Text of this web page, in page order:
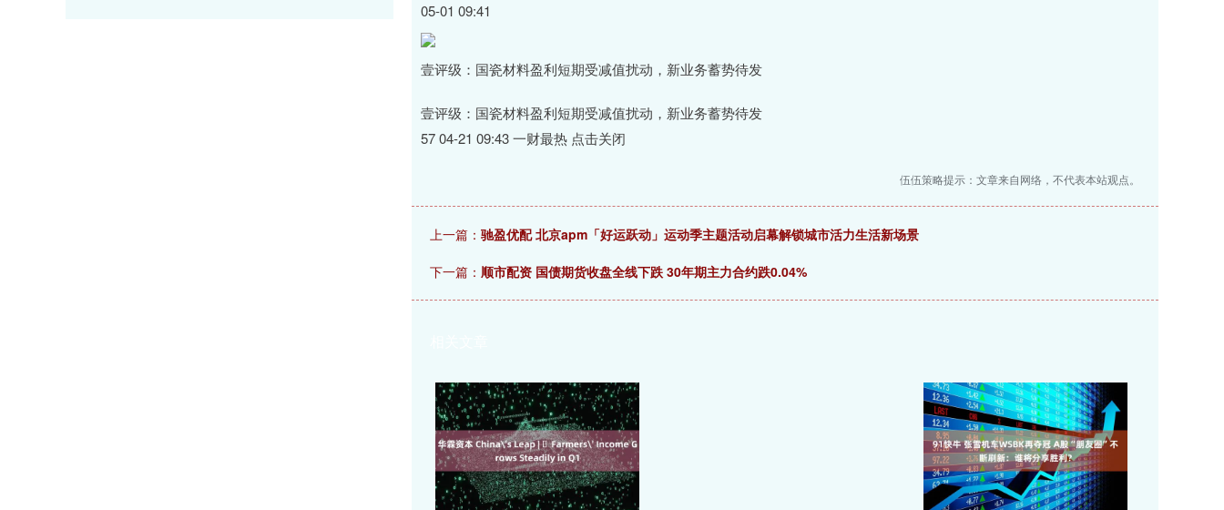
05-01 09:41
壹评级：国瓷材料盈利短期受减值扰动，新业务蓄势待发
壹评级：国瓷材料盈利短期受减值扰动，新业务蓄势待发
57 04-21 09:43 一财最热 点击关闭
伍伍策略提示：文章来自网络，不代表本站观点。
上一篇： 驰盈优配 北京apm「好运跃动」运动季主题活动启幕解锁城市活力生活新场景
下一篇： 顺市配资 国债期货收盘全线下跌 30年期主力合约跌0.04%